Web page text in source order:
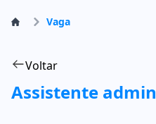
Vaga
Voltar
Assistente